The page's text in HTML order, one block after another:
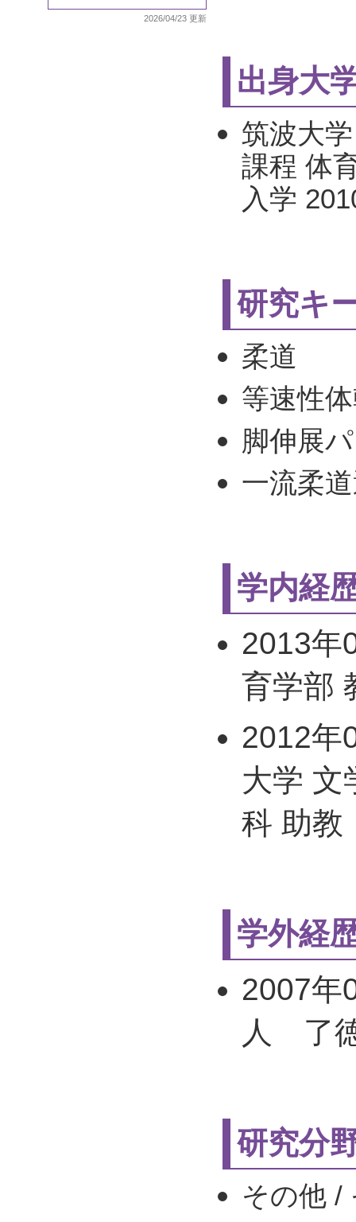
2026/04/23 更新
出身大
筑波大
課程 体
入学
研究キ
柔道
等速性
脚伸展
一流柔
学内経
2013年
育学部
2012年
大学 文
科 助教
学外経
2007年
人 了
研究分
その他 /